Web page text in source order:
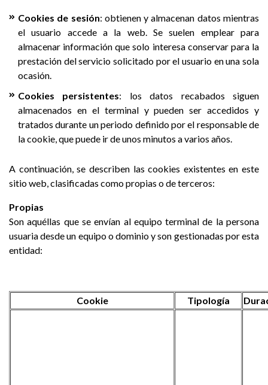
Cookies de sesión: obtienen y almacenan datos mientras
el usuario accede a la web. Se suelen emplear para
almacenar información que solo interesa conservar para la
prestación del servicio solicitado por el usuario en una sola
ocasión.
Cookies persistentes: los datos recabados siguen
almacenados en el terminal y pueden ser accedidos y
tratados durante un periodo definido por el responsable de
la cookie, que puede ir de unos minutos a varios años.
A continuación, se describen las cookies existentes en este
sitio web, clasificadas como propias o de terceros:
Propias
Son aquéllas que se envían al equipo terminal de la persona
usuaria desde un equipo o dominio y son gestionadas por esta
entidad:
Cookie Tipología